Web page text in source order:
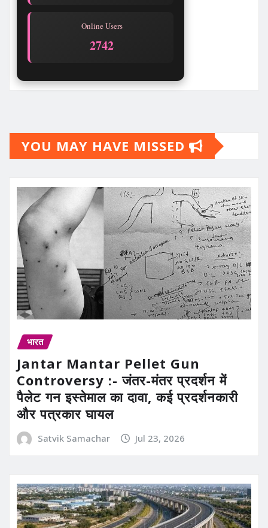
Online Users
2742
YOU MAY HAVE MISSED
भारत
Jantar Mantar Pellet Gun
Controversy :- जंतर-मंतर प्रदर्शन में
पैलेट गन इस्तेमाल का दावा, कई प्रदर्शनकारी
और पत्रकार घायल
Satvik Samachar Jul 23, 2026